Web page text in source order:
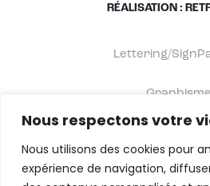
Nous respectons votre
Nous utilisons des cookies pour
expérience de navigation,
RÉALISATION :
Lettering/
Graphisme
À propos